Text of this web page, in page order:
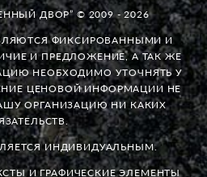
ДВОР” © 2009 - 2026
ФИКСИРОВАННЫМИ И
И ПРЕДЛОЖЕНИЕ, А ТАК ЖЕ
НЕОБХОДИМО УТОЧНЯТЬ У
ЦЕНОВОЙ ИНФОРМАЦИИ НЕ
ОРГАНИЗАЦИЮ НИ КАКИХ
ИНДИВИДУАЛЬНЫМ.
И ГРАФИЧЕСКИЕ ЭЛЕМЕНТЫ